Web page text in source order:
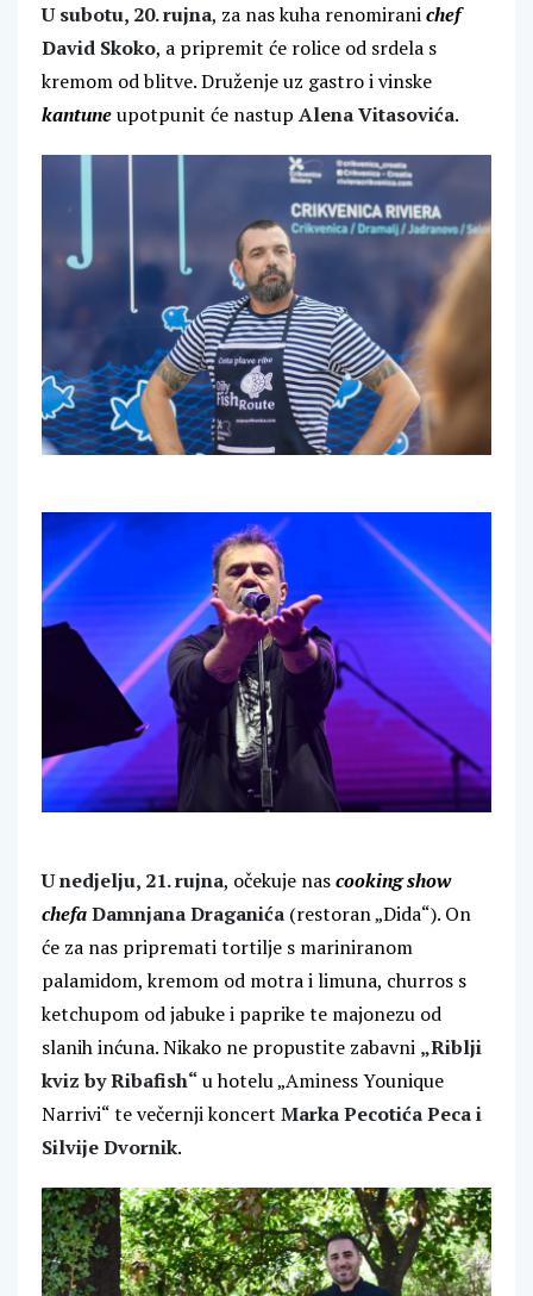
U subotu, 20. rujna, za nas kuha renomiranichef
David Skoko, a pripremit će rolice od srdela s
kremom od blitve. Druženje uz gastro i vinske
kantuneupotpunit će nastup Alena Vitasovića.
U nedjelju, 21. rujna, očekuje nascooking show
chefaDamnjana Draganića (restoran „Dida“). On
će za nas pripremati tortilje s mariniranom
palamidom, kremom od motra i limuna, churros s
ketchupom od jabuke i paprike te majonezu od
slanih inćuna. Nikako ne propustite zabavni „Riblji
kviz by Ribafish“u hotelu „Aminess Younique
Narrivi“ te večernji koncert Marka Pecotića Peca i
Silvije Dvornik.